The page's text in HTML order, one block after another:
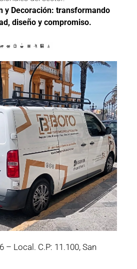
y Decoración: transformando
diseño y compromiso.
– Local. C.P: 11.100, San